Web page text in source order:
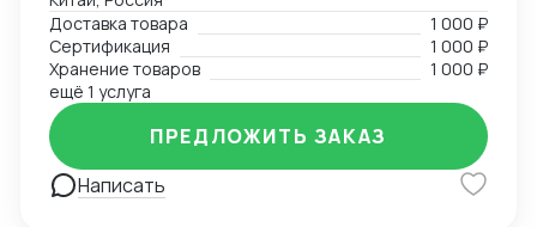
оформление, помощь в заполнении необходимой
сопроводительной и разрешительной
документации.
Доставка товара
1 000 ₽
Сертификация
1 000 ₽
Хранение товаров
1 000 ₽
ещё 1 услуга
Написать
ПРЕДЛОЖИТЬ ЗАКАЗ